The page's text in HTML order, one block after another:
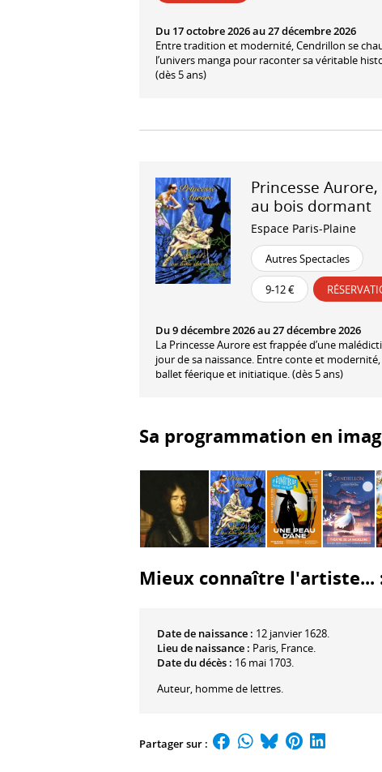
Du 17 octobre 2026 au 27 décembre 2026
Entre tradition et modernité, Cendrillon se
l’univers manga pour raconter sa véritable
(dès 5 ans)
Princesse
au bois dormant
Espace Paris-Plaine
Autres Spectacles
9-12 €
Du 9 décembre 2026 au 27 décembre 2026
La Princesse Aurore est frappée d’une
jour de sa naissance. Entre conte et
ballet féerique et initiatique. (dès 5 ans)
Sa programmation en
Mieux connaître l'artiste...
Date de naissance : 12 janvier 1628.
Lieu de naissance : Paris, France.
Date du décès : 16 mai 1703.
Auteur, homme de lettres.
Partager sur :